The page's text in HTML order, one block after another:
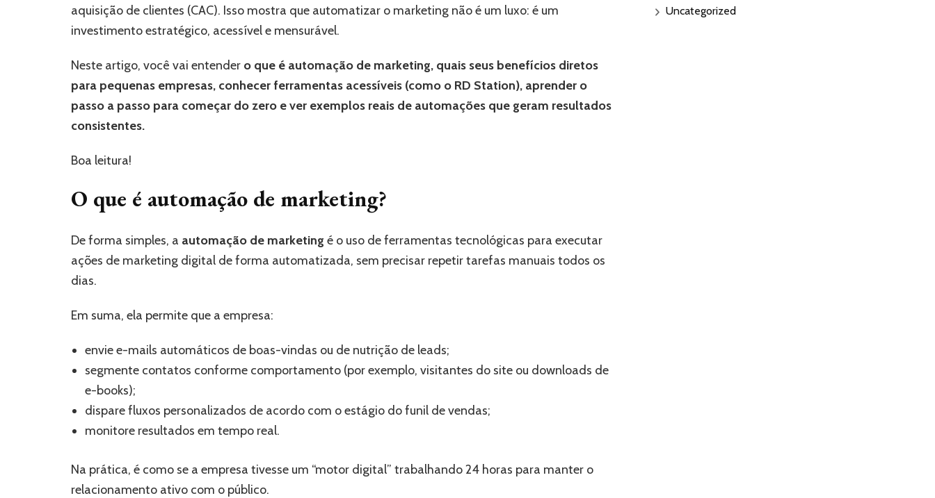
aquisição de clientes (CAC). Isso mostra que automatizar o marketing não é um luxo: é um
investimento estratégico, acessível e mensurável.
Neste artigo, você vai entender o que é automação de marketing, quais seus benefícios diretos
para pequenas empresas, conhecer ferramentas acessíveis (como o RD Station), aprender o
passo a passo para começar do zero e ver exemplos reais de automações que geram resultados
consistentes.
Boa leitura!
O que é automação de marketing?
De forma simples, a automação de marketing é o uso de ferramentas tecnológicas para executar
ações de marketing digital de forma automatizada, sem precisar repetir tarefas manuais todos os
dias.
Em suma, ela permite que a empresa:
envie e-mails automáticos de boas-vindas ou de nutrição de leads;
segmente contatos conforme comportamento (por exemplo, visitantes do site ou downloads de
e-books);
dispare fluxos personalizados de acordo com o estágio do funil de vendas;
monitore resultados em tempo real.
Na prática, é como se a empresa tivesse um “motor digital” trabalhando 24 horas para manter o
relacionamento ativo com o público.
Uncategorized